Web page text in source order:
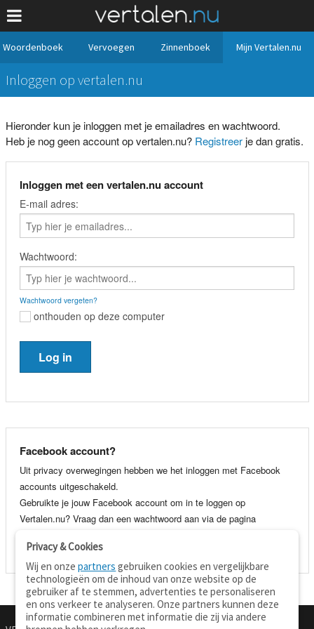
Woordenboek Vervoegen Zinnenboek Mijn Vertalen.nu
Inloggen op vertalen.nu
Hieronder kun je inloggen met je emailadres en wachtwoord.
Heb je nog geen account op vertalen.nu? Registreerje dan gratis.
Inloggen met een vertalen.nu account
E-mail adres:
Wachtwoord:
Wachtwoord vergeten?
onthouden op deze computer
Facebook account?
Uit privacy overwegingen hebben we het inloggen met Facebook
accounts uitgeschakeld.
Gebruikte je jouw Facebook account om in te loggen op
Vertalen.nu? Vraag dan een wachtwoord aan via de pagina
je e-mail adres en wachtwoord.
Privacy & Cookies
Wij en onzepartners gebruiken cookies en vergelijkbare
technologieën om de inhoud van onze website op de
gebruiker af te stemmen, advertenties te personaliseren
en ons verkeer te analyseren. Onze partners kunnen deze
informatie combineren met informatie die zij via andere